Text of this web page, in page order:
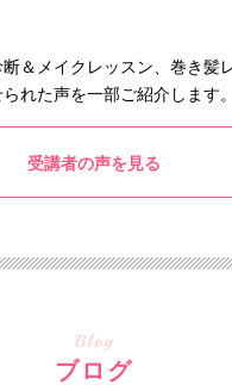
＆メイクレッスン、巻き髪
れた声を一部ご紹介します。
受講者の声を見る
Blog
ブログ